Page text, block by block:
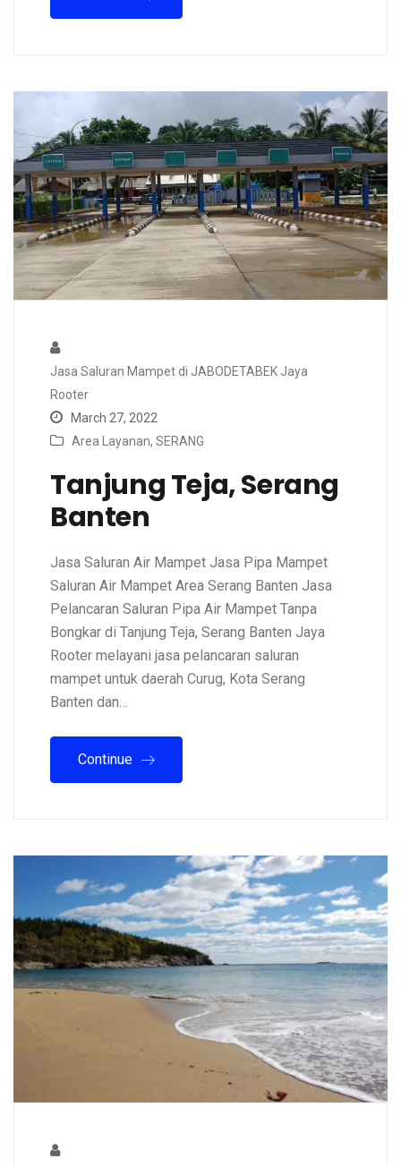
Jasa Saluran Mampet di JABODETABEK Jaya
Rooter
March 27, 2022
Area Layanan, SERANG
Tanjung Teja, Serang
Banten
Jasa Saluran Air Mampet Jasa Pipa Mampet
Saluran Air Mampet Area Serang Banten Jasa
Pelancaran Saluran Pipa Air Mampet Tanpa
Bongkar di Tanjung Teja, Serang Banten Jaya
Rooter melayani jasa pelancaran saluran
mampet untuk daerah Curug, Kota Serang
Banten dan…
Continue